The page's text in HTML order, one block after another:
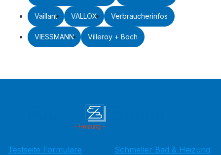
Vaillant VALLOX Verbraucherinfos
VIESSMANN Villeroy + Boch
Testseite Formulare
Schmeller Bad & Heizung